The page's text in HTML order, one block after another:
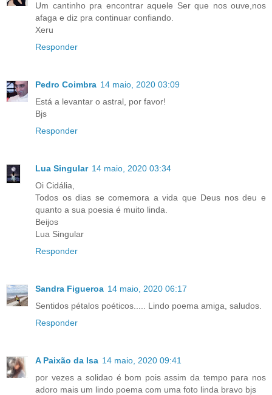
Um cantinho pra encontrar aquele Ser que nos ouve,nos
afaga e diz pra continuar confiando.
Xeru
Responder
Pedro Coimbra 14 maio, 2020 03:09
Está a levantar o astral, por favor!
Bjs
Responder
Lua Singular 14 maio, 2020 03:34
Oi Cidália,
Todos os dias se comemora a vida que Deus nos deu e
quanto a sua poesia é muito linda.
Beijos
Lua Singular
Responder
Sandra Figueroa 14 maio, 2020 06:17
Sentidos pétalos poéticos..... Lindo poema amiga, saludos.
Responder
A Paixão da Isa 14 maio, 2020 09:41
por vezes a solidao é bom pois assim da tempo para nos
adoro mais um lindo poema com uma foto linda bravo bjs